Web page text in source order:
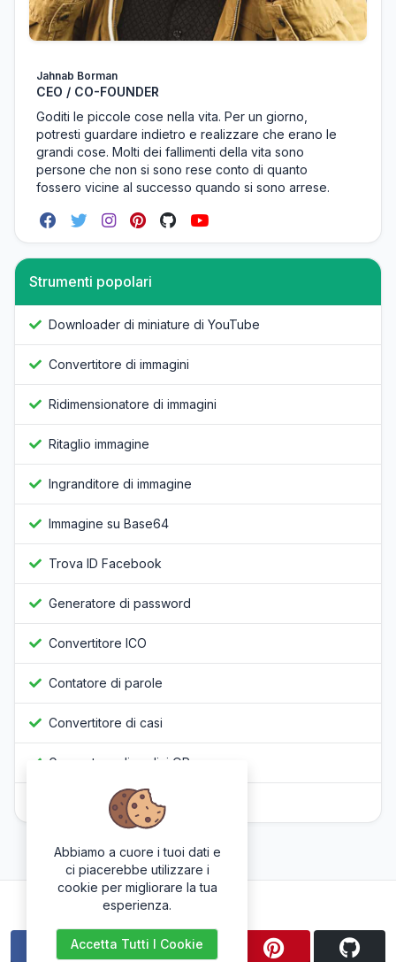
Jahnab Borman
CEO / CO-FOUNDER
Goditi le piccole cose nella vita. Per un giorno,
potresti guardare indietro e realizzare che erano le
grandi cose. Molti dei fallimenti della vita sono
persone che non si sono rese conto di quanto
fossero vicine al successo quando si sono arrese.
Strumenti popolari
Downloader di miniature di YouTube
Convertitore di immagini
Ridimensionatore di immagini
Ritaglio immagine
Ingranditore di immagine
Immagine su Base64
Trova ID Facebook
Generatore di password
Convertitore ICO
Contatore di parole
Convertitore di casi
Generatore di codici QR
Offuscatore Javascript
Abbiamo a cuore i tuoi dati e
ci piacerebbe utilizzare i
cookie per migliorare la tua
esperienza.
Accetta Tutti I Cookie